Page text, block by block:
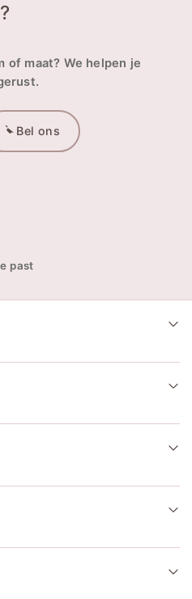
of maat? We helpen je
Bel ons
past